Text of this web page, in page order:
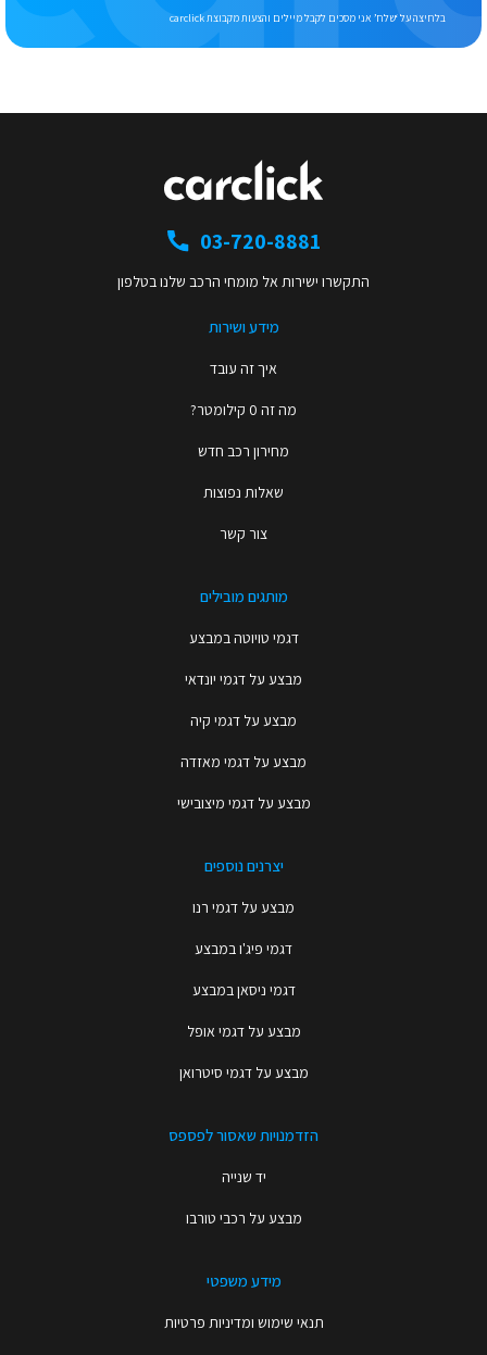
בלחיצה על ‘שלח’ אני מסכים לקבל מיילים והצעות מקבוצת carclick
מידע ושירות
איך זה עובד
מה זה 0 קילומטר?
מחירון רכב חדש
שאלות נפוצות
צור קשר
מותגים מובילים
דגמי טויוטה במבצע
מבצע על דגמי יונדאי
מבצע על דגמי קיה
מבצע על דגמי מאזדה
מבצע על דגמי מיצובישי
יצרנים נוספים
מבצע על דגמי רנו
דגמי פיג'ו במבצע
דגמי ניסאן במבצע
מבצע על דגמי אופל
מבצע על דגמי סיטרואן
הזדמנויות שאסור לפספס
יד שנייה
מבצע על רכבי טורבו
מידע משפטי
תנאי שימוש ומדיניות פרטיות
03-720-8881
התקשרו ישירות אל מומחי הרכב שלנו בטלפון